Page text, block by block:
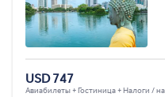
USD 747
Авиабилеты + Гостиница + Налоги /